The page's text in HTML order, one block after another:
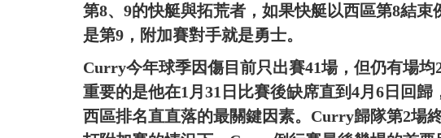
第8、9的快艇與拓荒者，如果快艇以西區第8結
是第9，附加賽對手就是勇士。
Curry今年球季因傷目前只出賽41場，但仍有場均
重要的是他在1月31日比賽後缺席直到4月6日回
西區排名直直落的最關鍵因素。Curry歸隊第2場